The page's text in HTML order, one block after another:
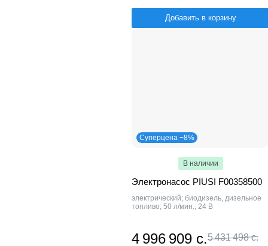
Добавить в корзину
Суперцена −8%
В наличии
Электронасос PIUSI F00358500
электрический; биодизель, дизельное
топливо; 50 л/мин.; 24 В
4 996 909 с.5 431 498 с.